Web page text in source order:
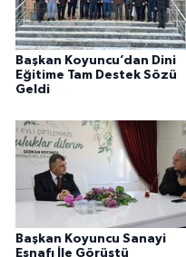
Başkan Koyuncu’dan Dini
Eğitime Tam Destek Sözü
Geldi
Başkan Koyuncu Sanayi
Esnafı İle Görüştü